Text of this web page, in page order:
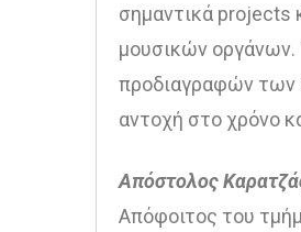
σημαντικά projects
μουσικών οργάνων.
προδιαγραφών των
αντοχή στο χρόνο
Απόστολος
Απόφοιτος του